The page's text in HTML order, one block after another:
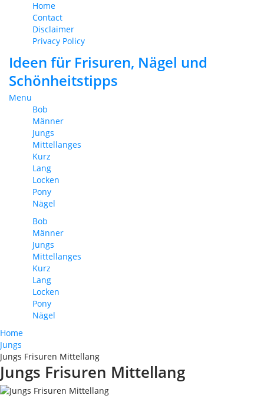
Home
Contact
Disclaimer
Privacy Policy
Ideen für Frisuren, Nägel und
Schönheitstipps
Menu
Bob
Männer
Jungs
Mittellanges
Kurz
Lang
Locken
Pony
Nägel
Bob
Männer
Jungs
Mittellanges
Kurz
Lang
Locken
Pony
Nägel
Home
Jungs
Jungs Frisuren Mittellang
Jungs Frisuren Mittellang